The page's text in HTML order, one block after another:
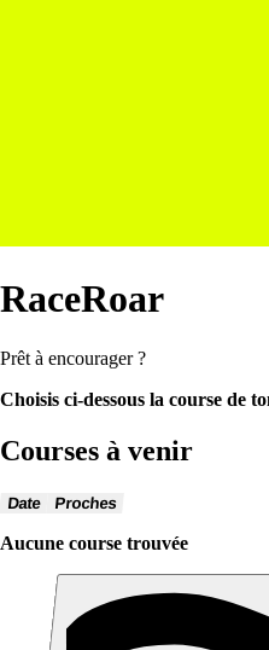
RaceRoar
Prêt à encourager ?
Choisis ci-dessous la course de
Courses à venir
Date Proches
Aucune course trouvée